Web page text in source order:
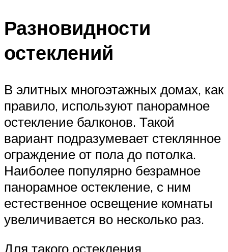
Разновидности
остеклений
В элитных многоэтажных домах, как
правило, используют панорамное
остекление балконов. Такой
вариант подразумевает стеклянное
ограждение от пола до потолка.
Наиболее популярно безрамное
панорамное остекление, с ним
естественное освещение комнаты
увеличивается во несколько раз.
Для такого остекления